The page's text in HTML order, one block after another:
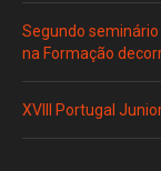
Segundo
na Formação
XVIII Portugal